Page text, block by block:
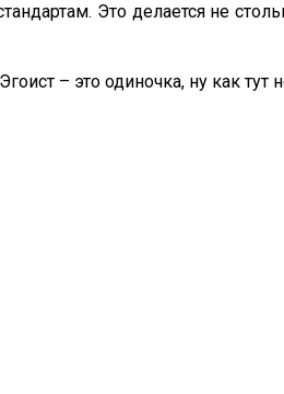
Это делается не
– это одиночка, ну как тут